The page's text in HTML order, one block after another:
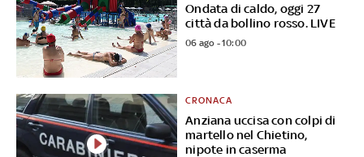
Ondata di caldo, oggi 27
città da bollino rosso. LIVE
06 ago - 10:00
Anziana uccisa con colpi di
martello nel Chietino,
nipote in caserma
CRONACA